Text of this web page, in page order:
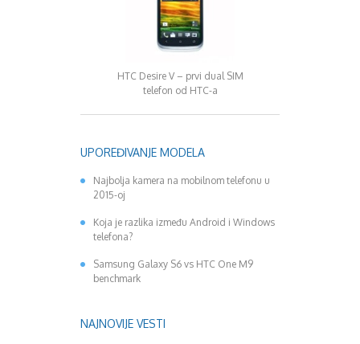
HTC Desire V – prvi dual SIM
telefon od HTC-a
UPOREĐIVANJE MODELA
Najbolja kamera na mobilnom telefonu u
2015-oj
Koja je razlika između Android i Windows
telefona?
Samsung Galaxy S6 vs HTC One M9
benchmark
NAJNOVIJE VESTI